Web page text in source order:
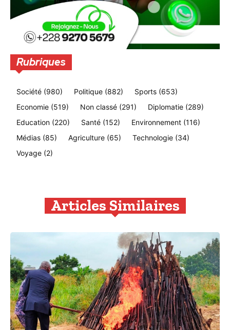
Rubriques
Société (980) Politique (882) Sports (653)
Economie (519) Non classé (291) Diplomatie (289)
Education (220) Santé (152) Environnement (116)
Médias (85) Agriculture (65) Technologie (34)
Voyage (2)
Articles Similaires